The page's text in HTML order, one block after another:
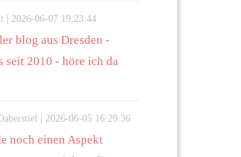
| 2026-06-07 19:23:44
blog aus Dresden -
seit 2010 - höre ich da
| 2026-06-05 16:29:36
noch einen Aspekt